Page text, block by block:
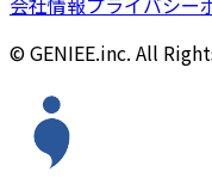
© GENIEE.inc. All